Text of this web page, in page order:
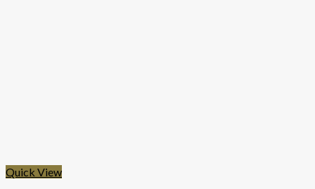
Quick View